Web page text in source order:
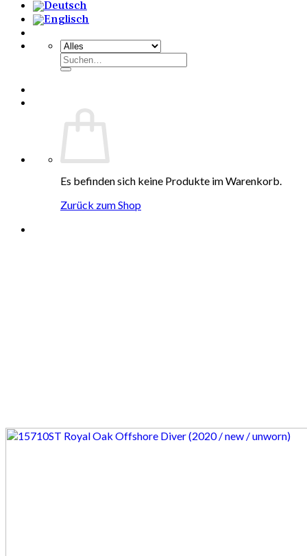
Suchen
nach:
Es befinden sich keine Produkte im Warenkorb.
Zurück zum Shop